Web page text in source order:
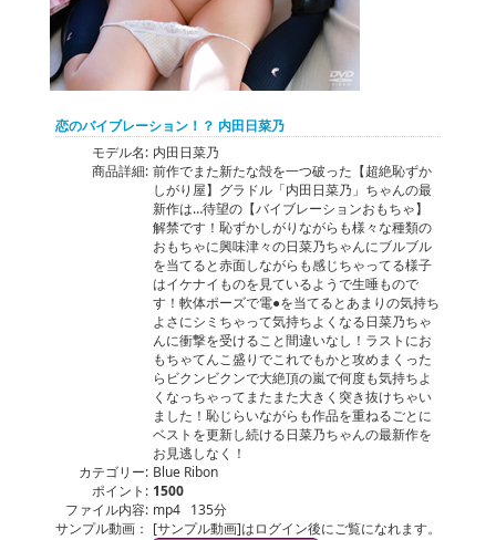
恋のバイブレーション！？ 内田日菜乃
モデル名: 内田日菜乃
商品詳細: 前作でまた新たな殻を一つ破った【超絶恥ずか
しがり屋】グラドル「内田日菜乃」ちゃんの最
新作は…待望の【バイブレーションおもちゃ】
解禁です！恥ずかしがりながらも様々な種類の
おもちゃに興味津々の日菜乃ちゃんにブルブル
を当てると赤面しながらも感じちゃってる様子
はイケナイものを見ているようで生唾もので
す！軟体ポーズで電●を当てるとあまりの気持ち
よさにシミちゃって気持ちよくなる日菜乃ちゃ
んに衝撃を受けること間違いなし！ラストにお
もちゃてんこ盛りでこれでもかと攻めまくった
らビクンビクンで大絶頂の嵐で何度も気持ちよ
くなっちゃってまたまた大きく突き抜けちゃい
ました！恥じらいながらも作品を重ねるごとに
ベストを更新し続ける日菜乃ちゃんの最新作を
お見逃しなく！
カテゴリー: Blue Ribon
ポイント: 1500
ファイル内容: mp4 135分
サンプル動画： [サンプル動画]はログイン後にご覧になれます。